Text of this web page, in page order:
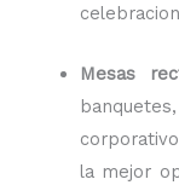
Mesas
la mejor